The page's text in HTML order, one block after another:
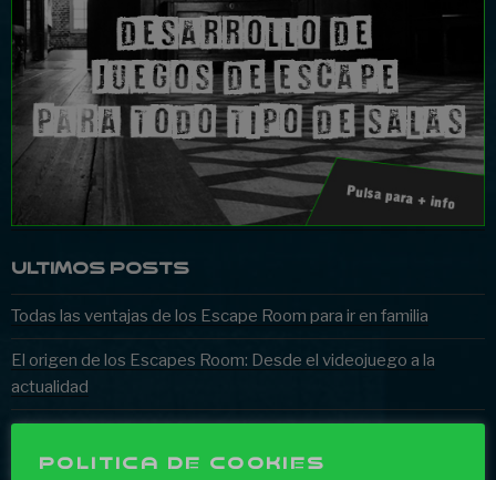
ULTIMOS POSTS
Todas las ventajas de los Escape Room para ir en familia
El origen de los Escapes Room: Desde el videojuego a la
actualidad
HAZ UN ESCAPE ROOM Y DISFRUTA DE ESTOS
BENEFICIOS
POLITICA DE COOKIES